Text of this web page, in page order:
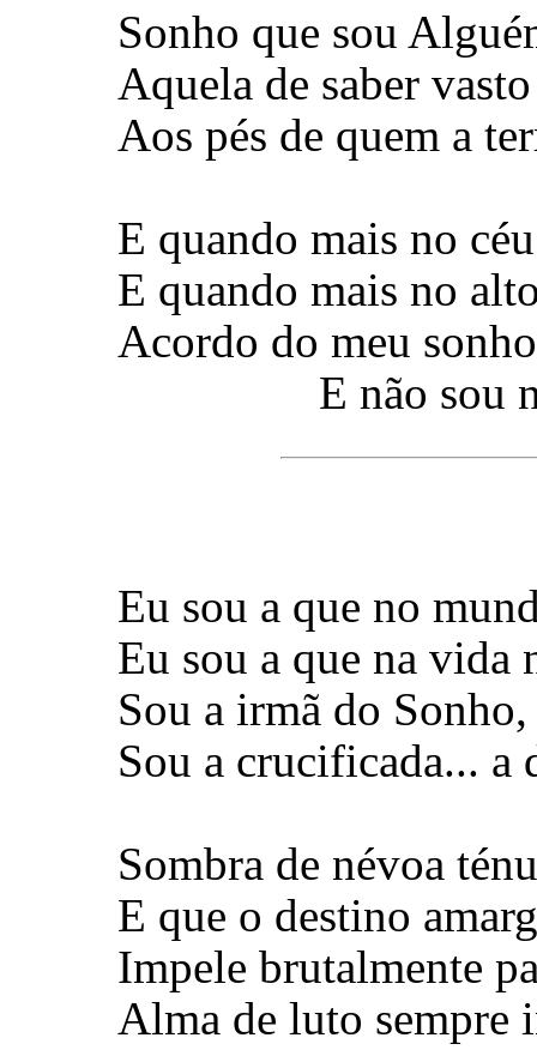
Sonho que sou
Aquela de saber
Aos pés de quem a
E quando mais no
E quando mais no
Acordo do meu
E não sou
Eu sou a que no
Eu sou a que na vida
Sou a irmã do Sonho,
Sou a crucificada... a
Sombra de névoa
E que o destino
Impele brutalmente
Alma de luto sempre